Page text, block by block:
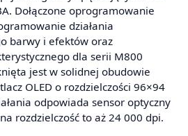
Dołączone oprogramowanie
działania
barwy i efektów oraz
dla serii M800
jest w solidnej obudowie
OLED o rozdzielczości 96×94
odpowiada sensor optyczny
rozdzielczość to aż 24 000 dpi.